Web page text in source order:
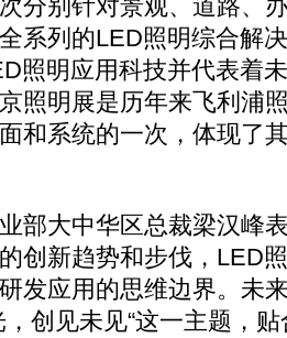
别针对景观、道路、
系列的LED照明综合解
照明应用科技并代表着
照明展是历年来飞利浦
和系统的一次，体现了
大中华区总裁梁汉峰表
创新趋势和步伐，LED
发应用的思维边界。未
，创见未见“这一主题，